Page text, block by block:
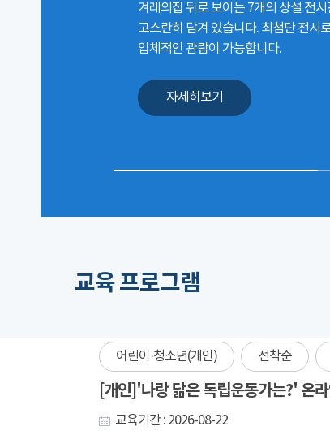
겨레의집 뒤로 보이는 7개의 상설 전
고스란히 담겨 있습니다. 최첨단 전시
입체적인 관람이 가능합니다.
자세히보기
교육 프로그램
어린이·청소년(개인) 선착순
[개인]'나랑 닮은 독립운동가는?' 온
교육기간 : 2026-08-22